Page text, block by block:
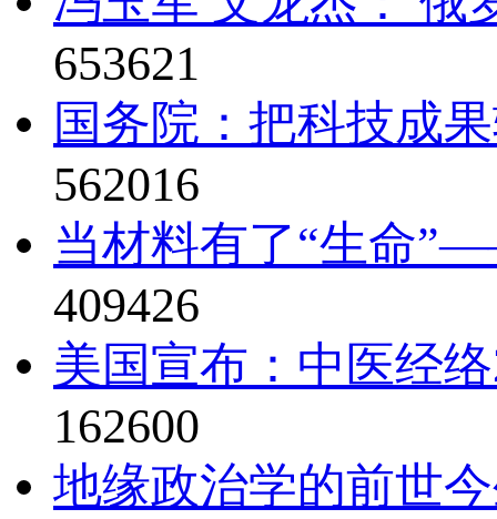
653621
国务院：把科技成
562016
当材料有了“生命
409426
美国宣布：中医经
162600
地缘政治学的前世